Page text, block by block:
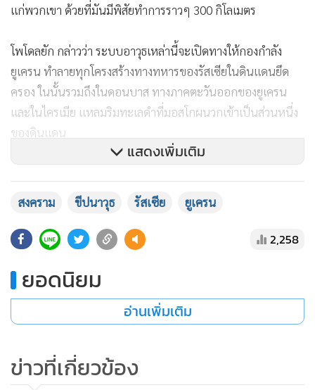
แก่พวกเขา ด้วยที่มันมีพิสัยทำการราวๆ 300 กิโลเมตร
โพโดลยัก กล่าวว่า ระบบอาวุธเหล่านี้จะเปิดทางให้กองกำลัง
ยูเครน ทำลายทุกโครงสร้างทางทหารของรัสเซียในดินแดนยึด
ครอง ในนั้นรวมถึงในดอนบาส ทางภาคตะวันออกของยูเครน
และในไครเมีย แหลมริมทะเลดำที่มอสโกผนวกเข้าเป็นส่วนหนึ่ง
ของดินแดน
"เราจะไม่โจมตีรัสเซีย" ที่ปรึกษาประธานาธิบดีระดับอาวุโสรายนี้
กล่าว "เรากำลังทำสงครามป้องกันตนเองเท่านั้น" เขากล่าวพร้อม
เตือนว่าหากปราศจากการส่งมอบขนานใหญ่อาวุธหนักจาก
ตะวันตก ก็ดูเหมือนว่าสงครามจะยืดเยื้อไปนานหลายทศวรรษ
นอกจากนี้ เขายังเรียกร้องว่า ยูเครนต้องการยานยนต์หุ้มเกราะ
เพิ่มเติม โดยเฉพาะรถถังหนัก อย่างเช่นรถถังเลโอพาร์ดของ
มันเป็นเรื่องดีมากๆ แต่เรายังคงต้องการรถถังหนัก 250 คัน ถึง
300 คัน หรือ 350 คัน"
แสดงเพิ่มเติม
สงคราม ขีปนาวุธ รัสเซีย ยูเครน
2,258
ยอดนิยม
อ่านเพิ่มเติม
ข่าวที่เกี่ยวข้อง